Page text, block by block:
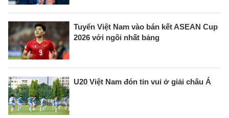
Tuyển Việt Nam vào bán kết ASEAN Cup
2026 với ngôi nhất bảng
U20 Việt Nam đón tin vui ở giải châu Á